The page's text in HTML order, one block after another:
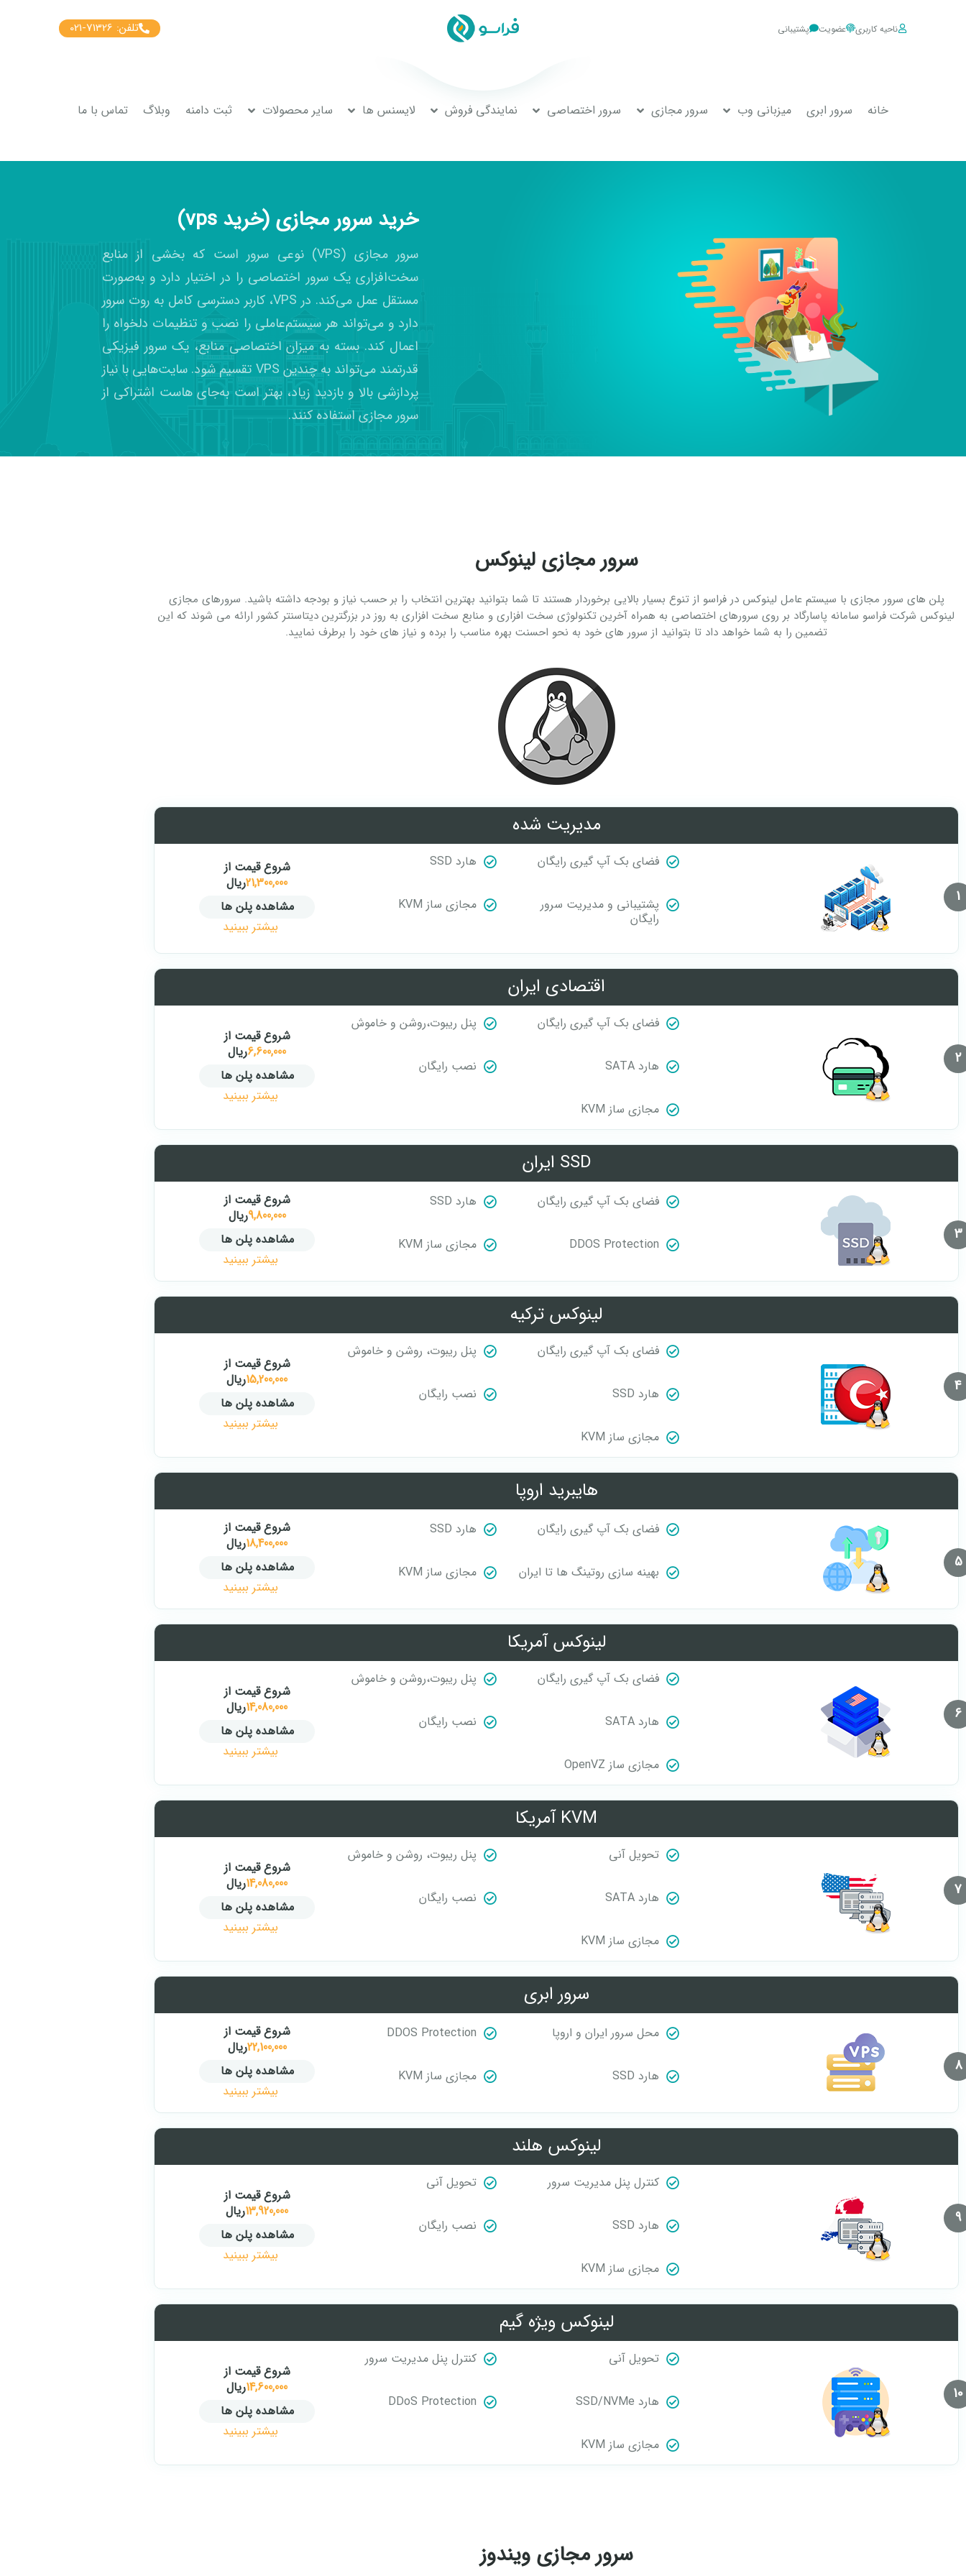
ناحیه کاربری عضویت پشتیبانی تلفن: 71326-021
خانه سرور ابری میزبانی وب سرور مجازی سرور اختصاصی نمایندگی فروش لایسنس ها سایر محصولات ثبت دامنه وبلاگ تماس با ما
خرید سرور مجازی (خرید vps)
سرور مجازی (VPS) نوعی سرور است که بخشی از منابع
سخت‌افزاری یک سرور اختصاصی را در اختیار دارد و به‌صورت
مستقل عمل می‌کند. در VPS، کاربر دسترسی کامل به روت سرور
دارد و می‌تواند هر سیستم‌عاملی را نصب و تنظیمات دلخواه را
اعمال کند. بسته به میزان اختصاصی منابع، یک سرور فیزیکی
قدرتمند می‌تواند به چندین VPS تقسیم شود. سایت‌هایی با نیاز
پردازشی بالا و بازدید زیاد، بهتر است به‌جای هاست اشتراکی از
سرور مجازی استفاده کنند.
سرور مجازی لینوکس
پلن های سرور مجازی با سیستم عامل لینوکس در فراسو از تنوع بسیار بالایی برخوردار هستند تا شما بتوانید بهترین انتخاب را بر حسب نیاز و بودجه داشته باشید. سرورهای مجازی
لینوکس شرکت فراسو سامانه پاسارگاد بر روی سرورهای اختصاصی به همراه آخرین تکنولوژی سخت افزاری و منابع سخت افزاری به روز در بزرگترین دیتاسنتر کشور ارائه می شوند که این
تضمین را به شما خواهد داد تا بتوانید از سرور های خود به نحو احسنت بهره مناسب را برده و نیاز های خود را برطرف نمایید.
1
مدیریت شده
فضای بک آپ گیری رایگان هارد SSD
پشتیبانی و مدیریت سرور
رایگان
مجازی ساز KVM
شروع قیمت از
ریال21,300,000
مشاهده پلن ها
بیشتر ببینید
2
اقتصادی ایران
فضای بک آپ گیری رایگان پنل ریبوت،روشن و خاموش
هارد SATA نصب رایگان
مجازی ساز KVM
شروع قیمت از
ریال6,600,000
مشاهده پلن ها
بیشتر ببینید
3
SSD ایران
فضای بک آپ گیری رایگان هارد SSD
DDOS Protection مجازی ساز KVM
شروع قیمت از
ریال9,800,000
مشاهده پلن ها
بیشتر ببینید
4
لینوکس ترکیه
فضای بک آپ گیری رایگان پنل ریبوت، روشن و خاموش
هارد SSD نصب رایگان
مجازی ساز KVM
شروع قیمت از
ریال15,200,000
مشاهده پلن ها
بیشتر ببینید
5
هایبرید اروپا
فضای بک آپ گیری رایگان هارد SSD
بهینه سازی روتینگ ها تا ایران مجازی ساز KVM
شروع قیمت از
ریال18,400,000
مشاهده پلن ها
بیشتر ببینید
6
لینوکس آمریکا
فضای بک آپ گیری رایگان پنل ریبوت،روشن و خاموش
هارد SATA نصب رایگان
مجازی ساز OpenVZ
شروع قیمت از
ریال14,080,000
مشاهده پلن ها
بیشتر ببینید
7
KVM آمریکا
تحویل آنی پنل ریبوت، روشن و خاموش
هارد SATA نصب رایگان
مجازی ساز KVM
شروع قیمت از
ریال14,080,000
مشاهده پلن ها
بیشتر ببینید
8
سرور ابری
محل سرور ایران و اروپا DDOS Protection
هارد SSD مجازی ساز KVM
شروع قیمت از
ریال22,100,000
مشاهده پلن ها
بیشتر ببینید
9
لینوکس هلند
کنترل پنل مدیریت سرور تحویل آنی
هارد SSD نصب رایگان
مجازی ساز KVM
شروع قیمت از
ریال13,920,000
مشاهده پلن ها
بیشتر ببینید
10
لینوکس ویژه گیم
تحویل آنی کنترل پنل مدیریت سرور
هارد SSD/NVMe DDoS Protection
مجازی ساز KVM
شروع قیمت از
ریال14,600,000
مشاهده پلن ها
بیشتر ببینید
سرور مجازی ویندوز